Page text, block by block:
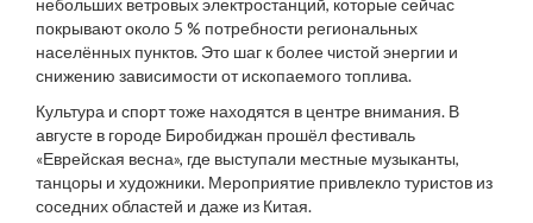
небольших ветровых электростанций, которые сейчас
покрывают около 5 % потребности региональных
населённых пунктов. Это шаг к более чистой энергии и
снижению зависимости от ископаемого топлива.
Культура и спорт тоже находятся в центре внимания. В
августе в городе Биробиджан прошёл фестиваль
«Еврейская весна», где выступали местные музыканты,
танцоры и художники. Мероприятие привлекло туристов из
соседних областей и даже из Китая.